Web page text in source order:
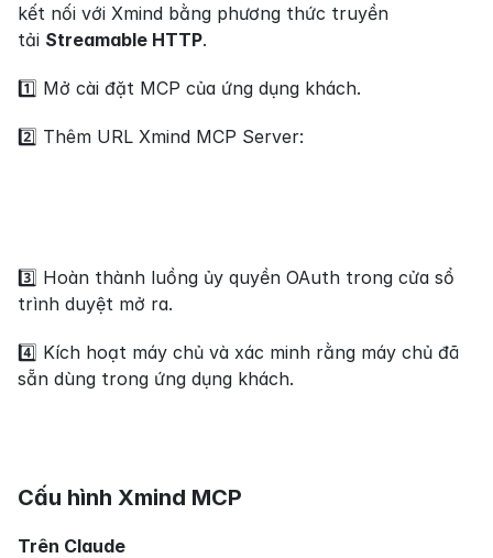
kết nối với Xmind bằng phương thức truyền
tải Streamable HTTP.
1️⃣ Mở cài đặt MCP của ứng dụng khách.
2️⃣ Thêm URL Xmind MCP Server:
3️⃣ Hoàn thành luồng ủy quyền OAuth trong cửa sổ
trình duyệt mở ra.
4️⃣ Kích hoạt máy chủ và xác minh rằng máy chủ đã
sẵn dùng trong ứng dụng khách.
Cấu hình Xmind MCP
Trên Claude